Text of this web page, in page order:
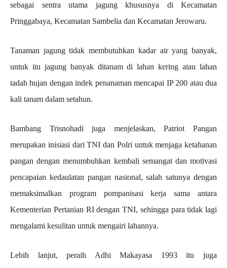
sebagai sentra utama jagung khususnya di Kecamatan
Pringgabaya, Kecamatan Sambelia dan Kecamatan Jerowaru.
Tanaman jagung tidak membutuhkan kadar air yang banyak,
untuk itu jagung banyak ditanam di lahan kering atau lahan
tadah hujan dengan indek penanaman mencapai IP 200 atau dua
kali tanam dalam setahun.
Bambang Trisnohadi juga menjelaskan, Patriot Pangan
merupakan inisiasi dari TNI dan Polri untuk menjaga ketahanan
pangan dengan menumbuhkan kembali semangat dan motivasi
pencapaian kedaulatan pangan nasional, salah satunya dengan
memaksimalkan program pompanisasi kerja sama antara
Kementerian Pertanian RI dengan TNI, sehingga para tidak lagi
mengalami kesulitan untuk mengairi lahannya.
Lebih lanjut, peraih Adhi Makayasa 1993 itu juga